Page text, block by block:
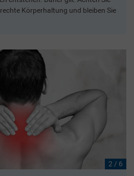
Körperhaltung und bleiben Sie
2 / 6